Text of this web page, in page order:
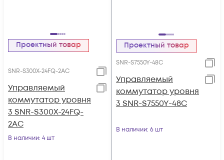
Проектный товар
SNR-S300X-24FQ-2AC
Управляемый
коммутатор уровня
3 SNR-S300X-24FQ-
2AC
В наличии: 4 шт
Проектный товар
SNR-S7550Y-48C
Управляемый
коммутатор уровня
3 SNR-S7550Y-48C
В наличии: 6 шт